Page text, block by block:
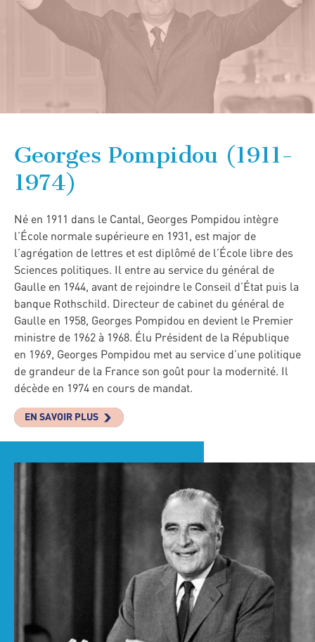
Georges Pompidou (1911-
1974)
Né en 1911 dans le Cantal, Georges Pompidou intègre
l’École normale supérieure en 1931, est major de
l’agrégation de lettres et est diplômé de l’École libre des
Sciences politiques. Il entre au service du général de
Gaulle en 1944, avant de rejoindre le Conseil d’État puis la
banque Rothschild. Directeur de cabinet du général de
Gaulle en 1958, Georges Pompidou en devient le Premier
ministre de 1962 à 1968. Élu Président de la République
en 1969, Georges Pompidou met au service d’une politique
de grandeur de la France son goût pour la modernité. Il
décède en 1974 en cours de mandat.
EN SAVOIR PLUS